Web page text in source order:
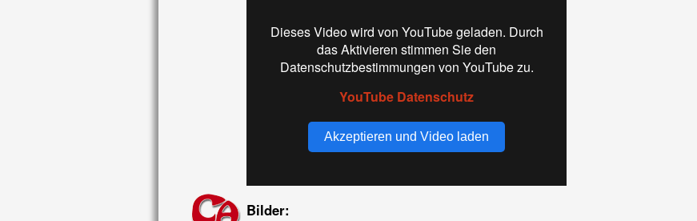
Dieses Video wird von YouTube geladen. Durch
das Aktivieren stimmen Sie den
Datenschutzbestimmungen von YouTube zu.
YouTube Datenschutz
Akzeptieren und Video laden
Bilder: